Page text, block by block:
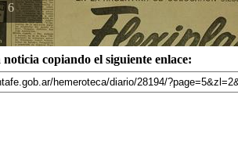
6
copiando el siguiente enlace: